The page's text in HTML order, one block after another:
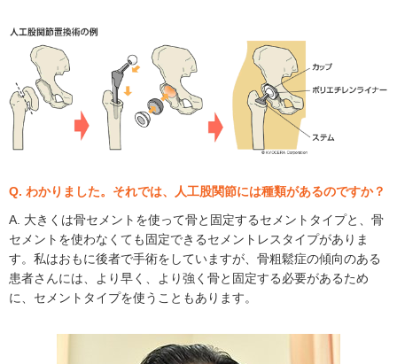
Q. わかりました。それでは、人工股関節には種類があるのですか？
A. 大きくは骨セメントを使って骨と固定するセメントタイプと、骨
セメントを使わなくても固定できるセメントレスタイプがありま
す。私はおもに後者で手術をしていますが、骨粗鬆症の傾向のある
患者さんには、より早く、より強く骨と固定する必要があるため
に、セメントタイプを使うこともあります。